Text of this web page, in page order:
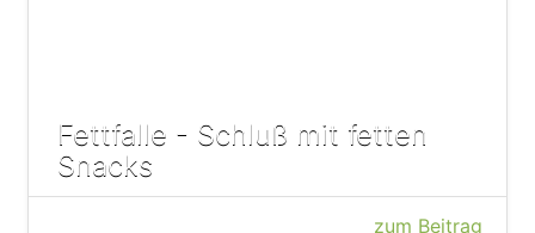
Fettfalle - Schluß mit fetten
Snacks
zum Beitrag